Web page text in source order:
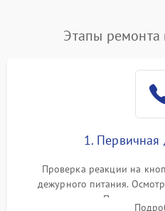
Повреждение кабеля
Поломка системы
автоматического
Неисправность системы
Этапы ремонта
1. Первичная
Проверка реакции на
дежурного питания.
повреждения.